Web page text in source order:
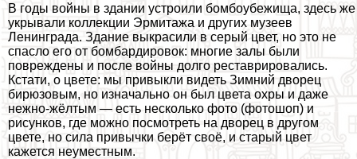
В годы войны в здании устроили бомбоубежища, здесь же
укрывали коллекции Эрмитажа и других музеев
Ленинграда. Здание выкрасили в серый цвет, но это не
спасло его от бомбардировок: многие залы были
повреждены и после войны долго реставрировались.
Кстати, о цвете: мы привыкли видеть Зимний дворец
бирюзовым, но изначально он был цвета охры и даже
нежно-жёлтым — есть несколько фото (фотошоп) и
рисунков, где можно посмотреть на дворец в другом
цвете, но сила привычки берёт своё, и старый цвет
кажется неуместным.